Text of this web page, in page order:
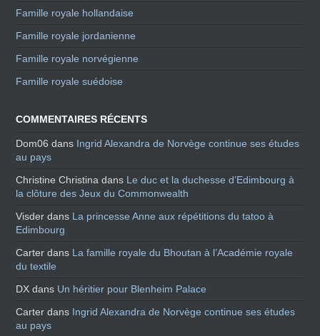
Famille royale hollandaise
Famille royale jordanienne
Famille royale norvégienne
Famille royale suédoise
COMMENTAIRES RÉCENTS
Dom06 dans Ingrid Alexandra de Norvège continue ses études
au pays
Christine Christina dans Le duc et la duchesse d’Edimbourg à
la clôture des Jeux du Commonwealth
Visder dans La princesse Anne aux répétitions du tatoo à
Edimbourg
Carter dans La famille royale du Bhoutan à l’Académie royale
du textile
DX dans Un héritier pour Blenheim Palace
Carter dans Ingrid Alexandra de Norvège continue ses études
au pays